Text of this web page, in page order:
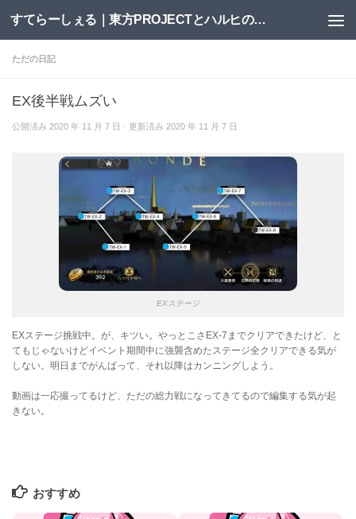
コンテンツへスキップ すてらーしぇる｜東方PROJECTとハルヒの二次創作サイト
ただの日記
EX後半戦ムズい
公開済み 2020 年 11 月 7 日 · 更新済み 2020 年 11 月 7 日
EXステージ
EXステージ挑戦中。が、キツい。やっとこさEX-7までクリアできたけど、と
てもじゃないけどイベント期間中に強襲含めたステージ全クリアできる気が
しない。明日までがんばって、それ以降はカンニングしよう。
動画は一応撮ってるけど、ただの総力戦になってきてるので編集する気が起
きない。
おすすめ